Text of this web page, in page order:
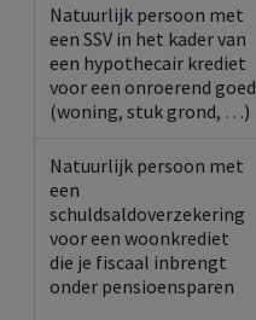
Natuurlijk persoon met
een SSV in het kader van
een hypothecair krediet
voor een onroerend goed
(woning, stuk grond, …)
Natuurlijk persoon met
een
schuldsaldoverzekering
voor een woonkrediet
die je fiscaal inbrengt
onder pensioensparen